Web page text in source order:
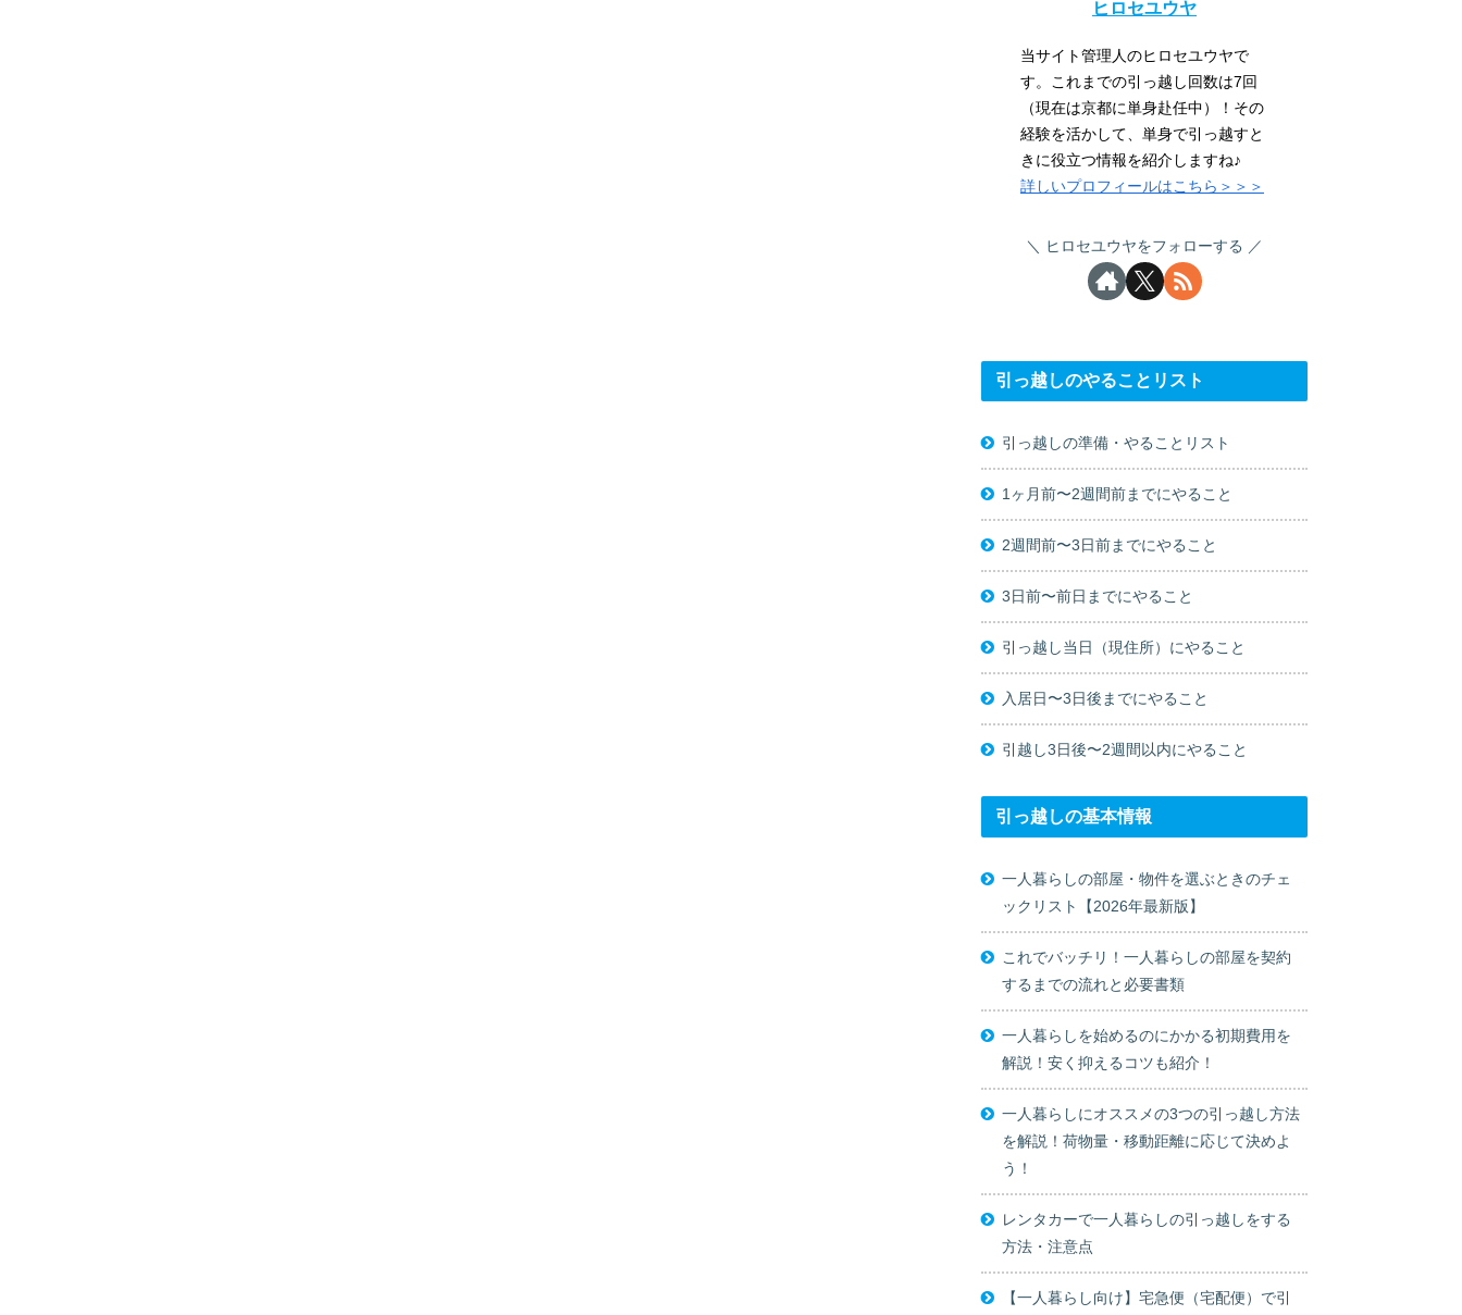
ヒロセユウヤ
当サイト管理人のヒロセユウヤで
す。これまでの引っ越し回数は7回
（現在は京都に単身赴任中）！その
経験を活かして、単身で引っ越すと
きに役立つ情報を紹介しますね♪
詳しいプロフィールはこちら＞＞＞
ヒロセユウヤをフォローする
引っ越しのやることリスト
引っ越しの準備・やることリスト
1ヶ月前〜2週間前までにやること
2週間前〜3日前までにやること
3日前〜前日までにやること
引っ越し当日（現住所）にやること
入居日〜3日後までにやること
引越し3日後〜2週間以内にやること
引っ越しの基本情報
一人暮らしの部屋・物件を選ぶときのチェ
ックリスト【2026年最新版】
これでバッチリ！一人暮らしの部屋を契約
するまでの流れと必要書類
一人暮らしを始めるのにかかる初期費用を
解説！安く抑えるコツも紹介！
一人暮らしにオススメの3つの引っ越し方法
を解説！荷物量・移動距離に応じて決めよ
う！
レンタカーで一人暮らしの引っ越しをする
方法・注意点
【一人暮らし向け】宅急便（宅配便）で引